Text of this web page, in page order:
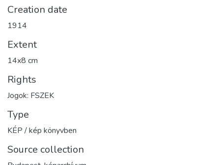
Creation date
1914
Extent
14x8 cm
Rights
Jogok: FSZEK
Type
KÉP / kép könyvben
Source collection